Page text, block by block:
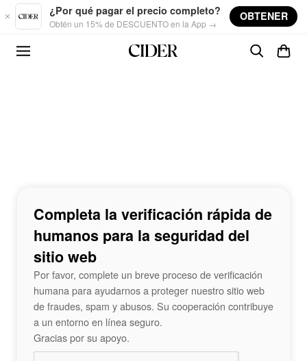
Skip to main content
¿Por qué pagar el precio completo?
Obtén un 15% de DESCUENTO en la App →
OBTENER
Completa la verificación rápida de
humanos para la seguridad del
sitio web
Por favor, complete un breve proceso de verificación
humana para ayudarnos a proteger nuestro sitio web
de fraudes, spam y abusos. Su cooperación contribuye
a un entorno en línea seguro.
Gracias por su apoyo.